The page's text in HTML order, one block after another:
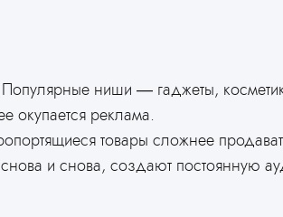
Популярные ниши — гаджеты,
окупается реклама.
товары сложнее
и снова, создают постоянную